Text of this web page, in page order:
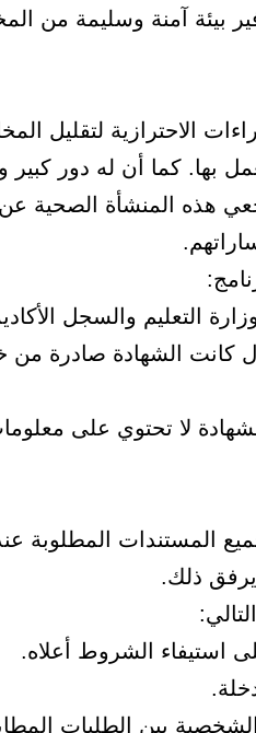
بيئة آمنة وسليمة من
الاحترازية لتقليل
بها. كما أن له دور
هذه المنشأة الصحية
التعليم والسجل
كانت الشهادة صادرة من
لا تحتوي على
المستندات المطلوبة عند
يرفق ذلك.
بين الطلبات